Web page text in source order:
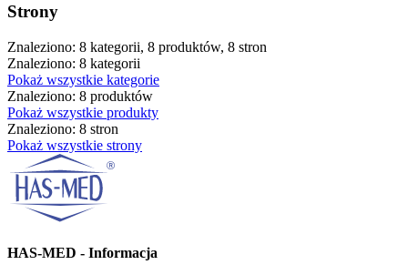
Strony
Znaleziono: 8 kategorii, 8 produktów, 8 stron
Znaleziono: 8 kategorii
Pokaż wszystkie kategorie
Znaleziono: 8 produktów
Pokaż wszystkie produkty
Znaleziono: 8 stron
Pokaż wszystkie strony
HAS-MED - Informacja